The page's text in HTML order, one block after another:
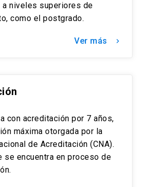
a niveles superiores de
como el postgrado.
Ver más keyboard_arrow_right
con acreditación por 7 años,
máxima otorgada por la
de Acreditación (CNA).
se encuentra en proceso de